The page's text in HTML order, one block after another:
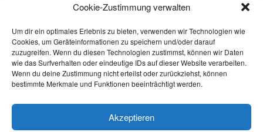
Cookie-Zustimmung verwalten
Um dir ein optimales Erlebnis zu bieten, verwenden wir Technologien wie
Cookies, um Geräteinformationen zu speichern und/oder darauf
zuzugreifen. Wenn du diesen Technologien zustimmst, können wir Daten
wie das Surfverhalten oder eindeutige IDs auf dieser Website verarbeiten.
Wenn du deine Zustimmung nicht erteilst oder zurückziehst, können
bestimmte Merkmale und Funktionen beeinträchtigt werden.
Akzeptieren
Vielen Dank dafür!